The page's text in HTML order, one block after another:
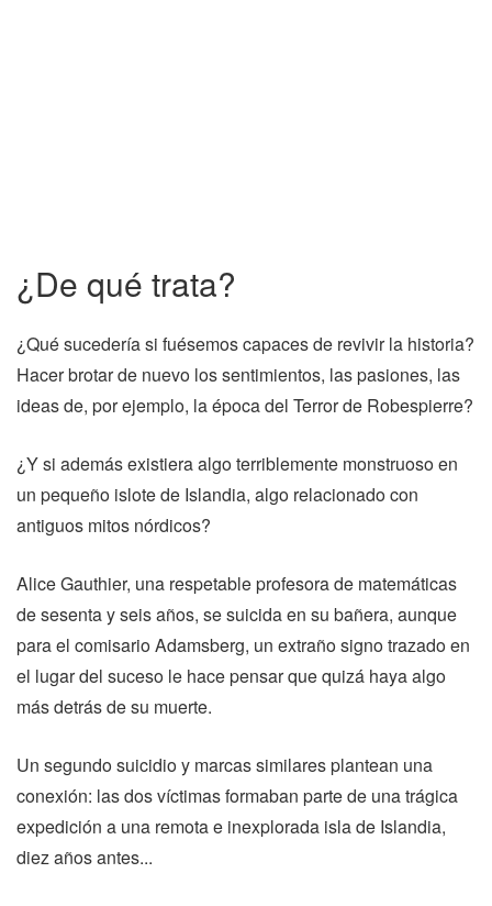
¿De qué trata?
¿Qué sucedería si fuésemos capaces de revivir la historia?
Hacer brotar de nuevo los sentimientos, las pasiones, las
ideas de, por ejemplo, la época del Terror de Robespierre?
¿Y si además existiera algo terriblemente monstruoso en
un pequeño islote de Islandia, algo relacionado con
antiguos mitos nórdicos?
Alice Gauthier, una respetable profesora de matemáticas
de sesenta y seis años, se suicida en su bañera, aunque
para el comisario Adamsberg, un extraño signo trazado en
el lugar del suceso le hace pensar que quizá haya algo
más detrás de su muerte.
Un segundo suicidio y marcas similares plantean una
conexión: las dos víctimas formaban parte de una trágica
expedición a una remota e inexplorada isla de Islandia,
diez años antes...